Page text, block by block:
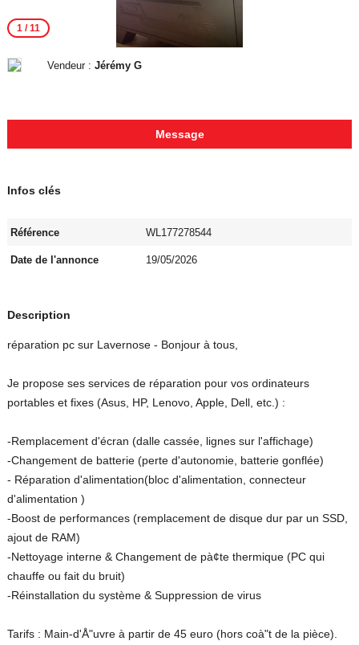
1/ 11
Vendeur : Jérémy G
Message
Infos clés
Référence WL177278544
Date de l'annonce 19/05/2026
Description
réparation pc sur Lavernose - Bonjour à tous,
Je propose ses services de réparation pour vos ordinateurs
portables et fixes (Asus, HP, Lenovo, Apple, Dell, etc.) :
-Remplacement d'écran (dalle cassée, lignes sur l'affichage)
-Changement de batterie (perte d'autonomie, batterie gonflée)
- Réparation d'alimentation(bloc d'alimentation, connecteur
d'alimentation )
-Boost de performances (remplacement de disque dur par un SSD,
ajout de RAM)
-Nettoyage interne & Changement de pà¢te thermique (PC qui
chauffe ou fait du bruit)
-Réinstallation du système & Suppression de virus
Tarifs : Main-d'Å"uvre à partir de 45 euro (hors coà"t de la pièce).